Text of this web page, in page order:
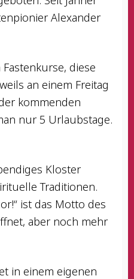
Alex­an­der
die­se
an einem Frei­tag
kom­men­den
nur 5 Urlaubstage.
Klos­ter
Traditionen.
ist das Mot­to des
aber noch mehr
in einem eige­nen